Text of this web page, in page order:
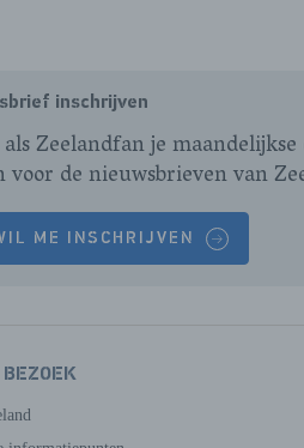
inschrijven
Zeelandfan je
voor de nieuwsbrieven van
ME INSCHRIJVEN